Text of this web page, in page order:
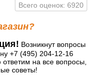
Всего оценок: 6920
Возникнут вопросы
+7 (495) 204-12-16
на все вопросы,
советы!